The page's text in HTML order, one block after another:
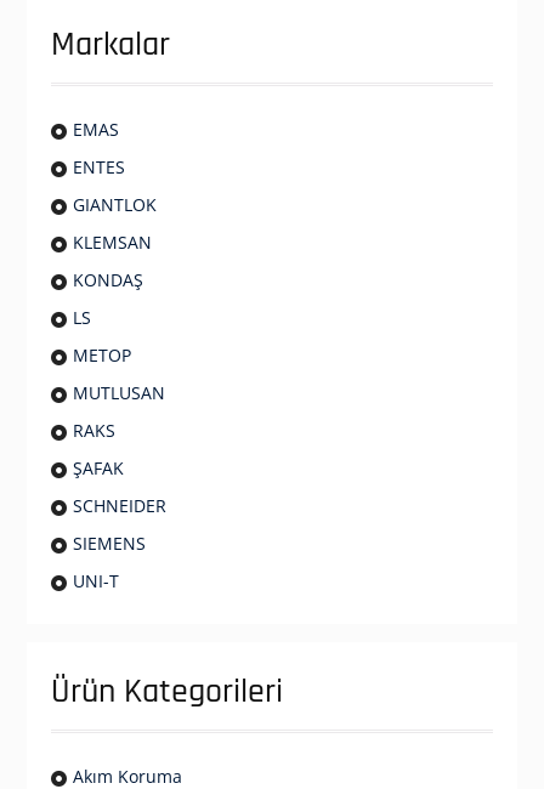
Markalar
EMAS
ENTES
GIANTLOK
KLEMSAN
KONDAŞ
LS
METOP
MUTLUSAN
RAKS
ŞAFAK
SCHNEIDER
SIEMENS
UNI-T
Ürün Kategorileri
Akım Koruma